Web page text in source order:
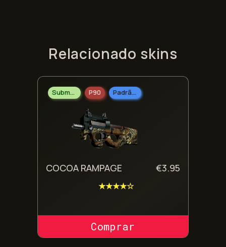
Relacionado skins
Submetralhadoras P90 Padrão Militar
COCOA RAMPAGE €3.95
★★★★☆
COMPRAR SKIN